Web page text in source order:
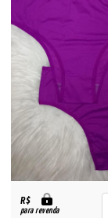
R$
para revenda